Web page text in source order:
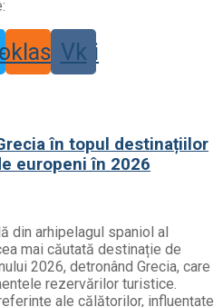
Vk
în topul destinațiilor
europeni în 2026
din arhipelagul spaniol al
mai căutată destinație de
2026, detronând Grecia, care
rezervărilor turistice.
ale călătorilor, influențate